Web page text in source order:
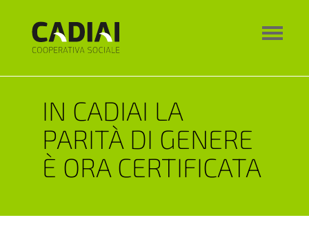
IN CADIAI LA
PARITÀ DI GENERE
È ORA CERTIFICATA